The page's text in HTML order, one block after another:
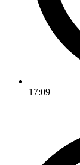
17:09